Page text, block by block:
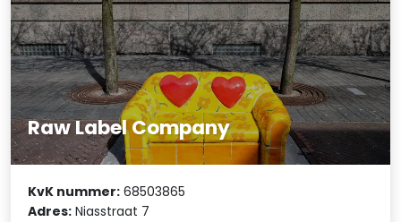
Raw Label Company
KvK nummer: 68503865
Adres: Niasstraat 7